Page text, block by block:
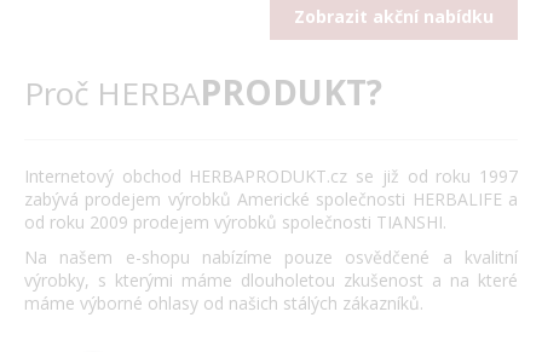
Zobrazit akční nabídku
Proč HERBAPRODUKT?
Internetový obchod HERBAPRODUKT.cz se již od roku 1997
zabývá prodejem výrobků Americké společnosti HERBALIFE a
od roku 2009 prodejem výrobků společnosti TIANSHI.
Na našem e-shopu nabízíme pouze osvědčené a kvalitní
výrobky, s kterými máme dlouholetou zkušenost a na které
máme výborné ohlasy od našich stálých zákazníků.